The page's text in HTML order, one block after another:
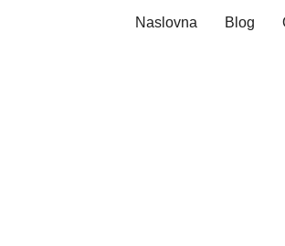
Naslovna Blog